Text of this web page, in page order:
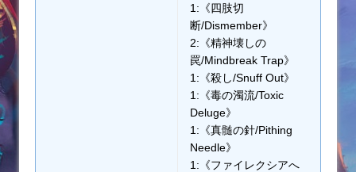
1:《四肢切
断/Dismember》
2:《精神壊しの
罠/Mindbreak Trap》
1:《殺し/Snuff Out》
1:《毒の濁流/Toxic
Deluge》
1:《真髄の針/Pithing
Needle》
1:《ファイレクシアへ